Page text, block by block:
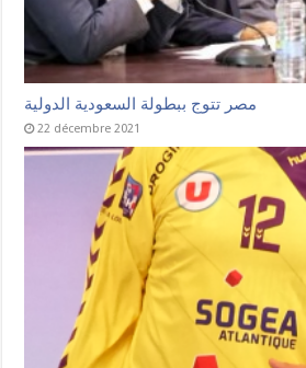
مصر تتوج ببطولة السعودية الدولية
22 décembre 2021